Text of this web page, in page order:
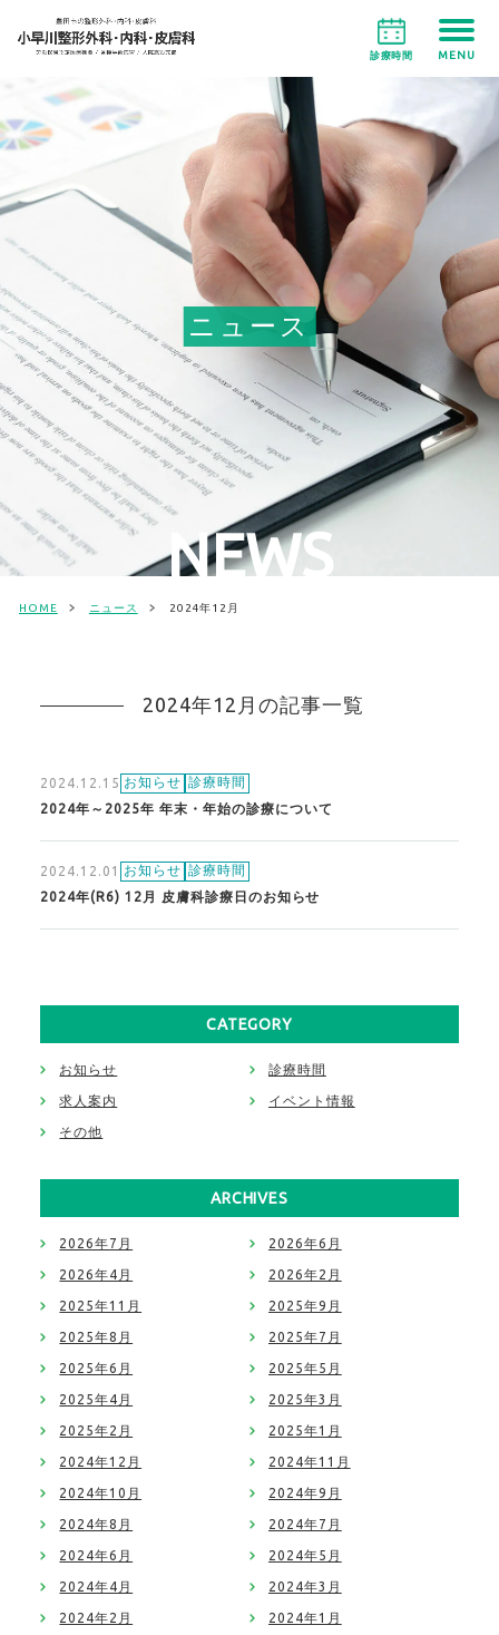
診療時間 MENU
ニュース
NEWS
HOME ニュース 2024年12月
2024年12月の記事一覧
2024.12.15 お知らせ 診療時間
2024年～2025年 年末・年始の診療について
2024.12.01 お知らせ 診療時間
2024年(R6) 12月 皮膚科診療日のお知らせ
CATEGORY
お知らせ 診療時間
求人案内 イベント情報
その他
ARCHIVES
2026年7月 2026年6月
2026年4月 2026年2月
2025年11月 2025年9月
2025年8月 2025年7月
2025年6月 2025年5月
2025年4月 2025年3月
2025年2月 2025年1月
2024年12月 2024年11月
2024年10月 2024年9月
2024年8月 2024年7月
2024年6月 2024年5月
2024年4月 2024年3月
2024年2月 2024年1月